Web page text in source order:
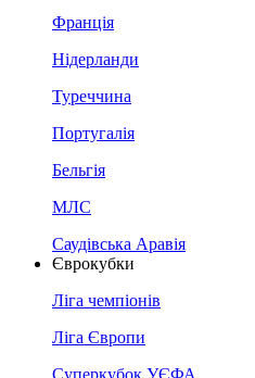
Франція
Нідерланди
Туреччина
Португалія
Бельгія
МЛС
Саудівська Аравія
Єврокубки
Ліга чемпіонів
Ліга Європи
Суперкубок УЄФА